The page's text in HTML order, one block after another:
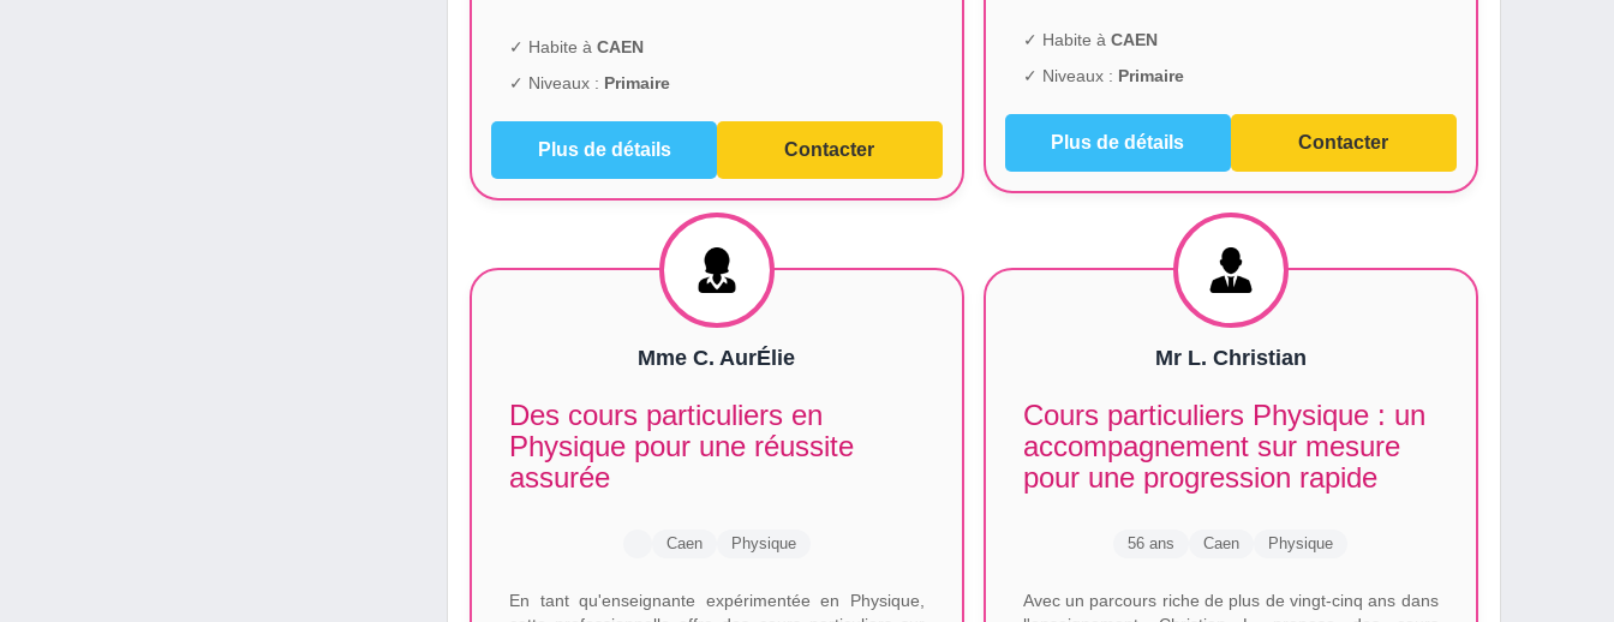
✓ Habite àCAEN
✓ Niveaux : Primaire
Plus de détails Contacter
✓ Habite à CAEN
✓ Niveaux : Primaire
Plus de détails Contacter
Mme C. AurÉlie
Des cours particuliers en
Physique pour une réussite
assurée
Caen Physique
En tant qu'enseignante expérimentée en Physique,
Mr L. Christian
Cours particuliers Physique : un
accompagnement sur mesure
pour une progression rapide
56 ans Caen Physique
Avec un parcours riche de plus de vingt-cinq ans dans